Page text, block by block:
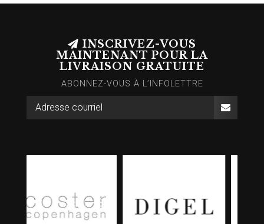
INSCRIVEZ-VOUS
MAINTENANT POUR LA
LIVRAISON GRATUITE
ABONNEZ-VOUS À L’INFOLETTRE